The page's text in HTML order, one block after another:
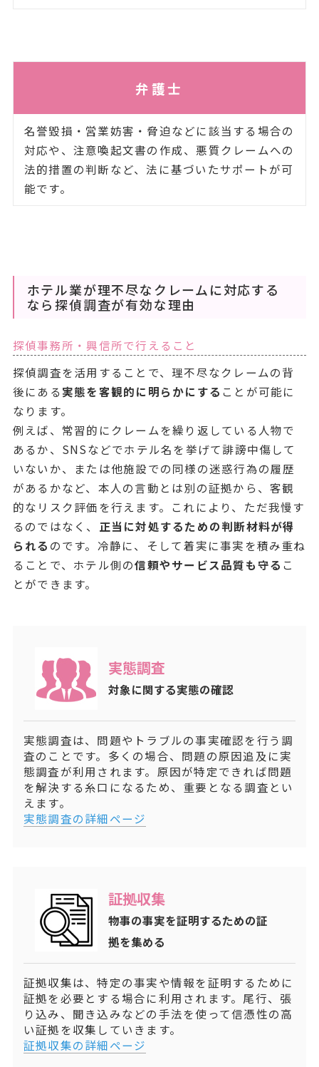
弁護士
名誉毀損・営業妨害・脅迫などに該当する場合の
対応や、注意喚起文書の作成、悪質クレームへの
法的措置の判断など、法に基づいたサポートが可
能です。
ホテル業が理不尽なクレームに対応する
なら探偵調査が有効な理由
探偵事務所・興信所で行えること
探偵調査を活用することで、理不尽なクレームの背
後にある実態を客観的に明らかにする ことが可能に
なります。
例えば、常習的にクレームを繰り返している人物で
あるか、SNSなどでホテル名を挙げて誹謗中傷して
いないか、または他施設での同様の迷惑行為の履歴
があるかなど、本人の言動とは別の証拠から、客観
的なリスク評価を行えます。これにより、ただ我慢す
るのではなく、
正当に対処するための判断材料が得
られる のです。冷静に、そして着実に事実を積み重ね
ることで、ホテル側の信頼やサービス品質も守る こ
とができます。
実態調査
対象に関する実態の確認
実態調査は、問題やトラブルの事実確認を行う調
査のことです。多くの場合、問題の原因追及に実
態調査が利用されます。原因が特定できれば問題
を解決する糸口になるため、重要となる調査とい
えます。
実態調査の詳細ページ
証拠収集
物事の事実を証明するための証
拠を集める
証拠収集は、特定の事実や情報を証明するために
証拠を必要とする場合に利用されます。尾行、張
り込み、聞き込みなどの手法を使って信憑性の高
い証拠を収集していきます。
証拠収集の詳細ページ